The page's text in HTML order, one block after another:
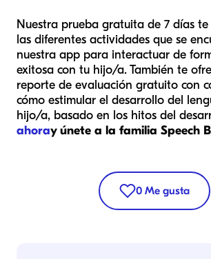
Nuestra prueba gratuita de 7 días
las diferentes actividades que se
nuestra app para interactuar de
exitosa con tu hijo/a. También te
reporte de evaluación gratuito con
cómo estimular el desarrollo del
hijo/a, basado en los hitos del
ahoray únete a la familia Speech
0 Me gusta